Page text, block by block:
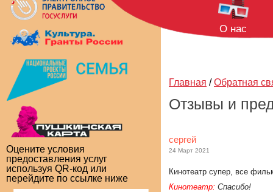
Оцените условия
предоставления услуг
используя QR-код или
перейдите по ссылке ниже
О нас
Главная / Обратная
Отзывы и
сергей
24 Март 2021
Кинотеатр супер, все
Кинотеатр: Спасибо!